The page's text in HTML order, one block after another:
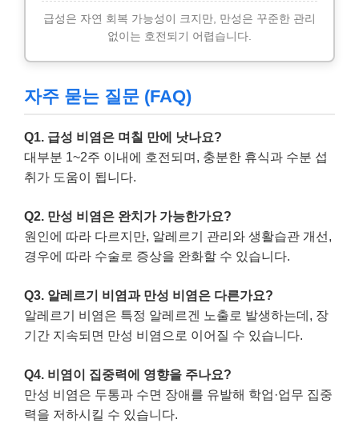
급성은 자연 회복 가능성이 크지만, 만성은 꾸준한 관리
없이는 호전되기 어렵습니다.
자주 묻는 질문 (FAQ)
Q1. 급성 비염은 며칠 만에 낫나요?
대부분 1~2주 이내에 호전되며, 충분한 휴식과 수분 섭
취가 도움이 됩니다.
Q2. 만성 비염은 완치가 가능한가요?
원인에 따라 다르지만, 알레르기 관리와 생활습관 개선,
경우에 따라 수술로 증상을 완화할 수 있습니다.
Q3. 알레르기 비염과 만성 비염은 다른가요?
알레르기 비염은 특정 알레르겐 노출로 발생하는데, 장
기간 지속되면 만성 비염으로 이어질 수 있습니다.
Q4. 비염이 집중력에 영향을 주나요?
만성 비염은 두통과 수면 장애를 유발해 학업·업무 집중
력을 저하시킬 수 있습니다.